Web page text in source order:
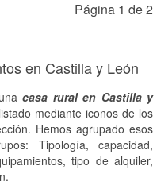
Página 1 de 2
en Castilla y León
casa rural en Castilla y
mediante iconos de los
Hemos agrupado esos
Tipología, capacidad,
tipo de alquiler,